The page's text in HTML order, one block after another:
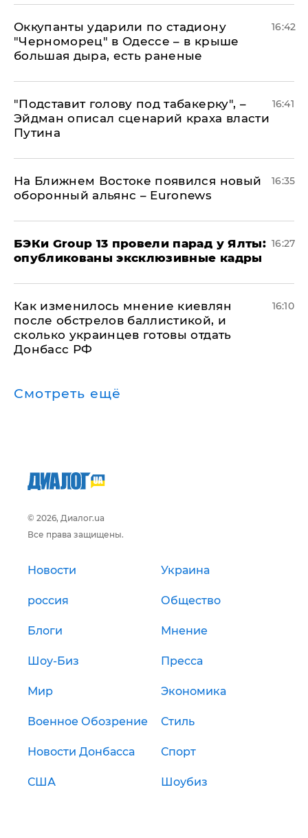
Оккупанты ударили по стадиону
"Черноморец" в Одессе – в крыше
большая дыра, есть раненые
16:42
​"Подставит голову под табакерку", –
Эйдман описал сценарий краха власти
Путина
16:41
На Ближнем Востоке появился новый
оборонный альянс – Euronews
16:35
​БЭКи Group 13 провели парад у Ялты:
опубликованы эксклюзивные кадры
16:27
Как изменилось мнение киевлян
после обстрелов баллистикой, и
сколько украинцев готовы отдать
Донбасс РФ
16:10
Смотреть ещё
© 2026, Диалог.ua
Все права защищены.
Новости Украина
россия Общество
Блоги Мнение
Шоу-Биз Пресса
Мир Экономика
Военное Обозрение Стиль
Новости Донбасса Спорт
США Шоубиз